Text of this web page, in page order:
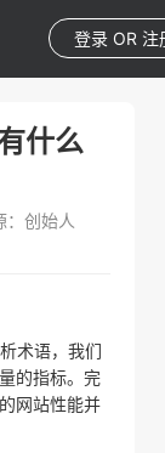
登录 OR 注
什么
：创始人
术语，我们
的指标。完
网站性能并